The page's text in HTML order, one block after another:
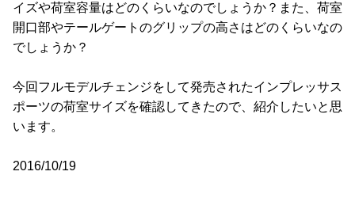
イズや荷室容量はどのくらいなのでしょうか？また、荷室
開口部やテールゲートのグリップの高さはどのくらいなの
でしょうか？
今回フルモデルチェンジをして発売されたインプレッサス
ポーツの荷室サイズを確認してきたので、紹介したいと思
います。
2016/10/19